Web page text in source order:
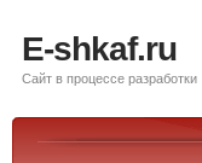
E-shkaf.ru
Сайт в процессе разработки